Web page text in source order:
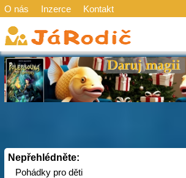
O nás Inzerce Kontakt
Nepřehlédněte:
Pohádky pro děti